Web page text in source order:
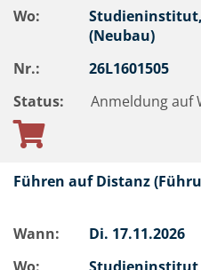
Wo:
Studieninstitut,
(Neubau)
Nr.:
26L1601505
Status:
Anmeldung auf
Führen auf Distanz
Wann: Di. 17.11.2026